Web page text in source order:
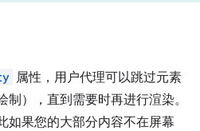
属性，用户代理可以跳过元素
），直到需要时再进行渲染。
如果您的大部分内容不在屏幕